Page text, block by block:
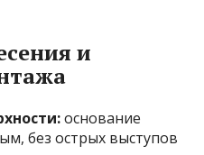
и
основание
без острых выступов